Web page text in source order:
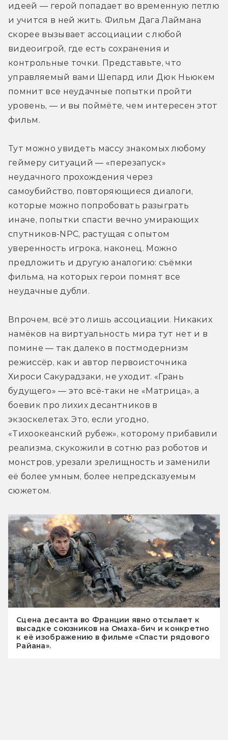
идеей — герой попадает во временную петлю
и учится в ней жить. Фильм Дага Лаймана
скорее вызывает ассоциации с любой
видеоигрой, где есть сохранения и
контрольные точки. Представьте, что
управляемый вами Шепард или Дюк Ньюкем
помнит все неудачные попытки пройти
уровень, — и вы поймёте, чем интересен этот
фильм.
Тут можно увидеть массу знакомых любому
геймеру ситуаций — «перезапуск»
неудачного прохождения через
самоубийство, повторяющиеся диалоги,
которые можно попробовать разыграть
иначе, попытки спасти вечно умирающих
спутников-NPC, растущая с опытом
уверенность игрока, наконец. Можно
предложить и другую аналогию: съёмки
фильма, на которых герои помнят все
неудачные дубли.
Впрочем, всё это лишь ассоциации. Никаких
намёков на виртуальность мира тут нет и в
помине — так далеко в постмодернизм
режиссёр, как и автор первоисточника
Хироси Сакурадзаки, не уходит. «Грань
будущего» — это всё-таки не «Матрица», а
боевик про лихих десантников в
экзоскелетах. Это, если угодно,
«Тихоокеанский рубеж», которому прибавили
реализма, скукожили в сотню раз роботов и
монстров, урезали зрелищность и заменили
её более умным, более непредсказуемым
сюжетом.
Сцена десанта во Франции явно отсылает к
высадке союзников на Омаха-бич и конкретно
к её изображению в фильме «Спасти рядового
Райана».